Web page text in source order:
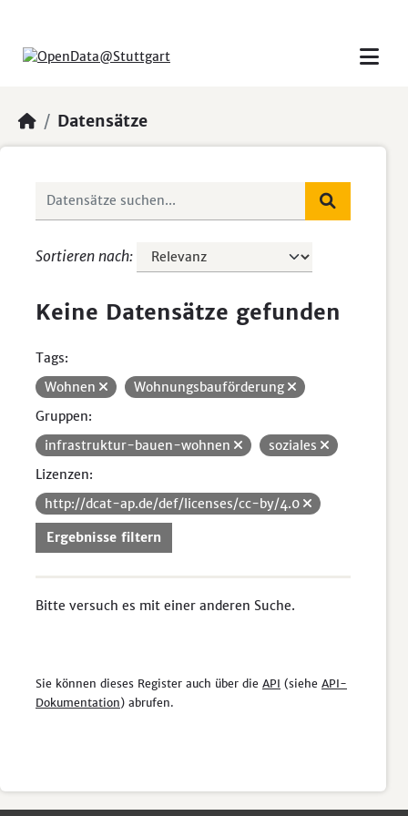
Datensätze
Sortieren nach
Keine Datensätze gefunden
Tags:
Wohnen
Wohnungsbauförderung
Gruppen:
infrastruktur-bauen-wohnen
soziales
Lizenzen:
http://dcat-ap.de/def/licenses/cc-by/4.0
Ergebnisse filtern
Bitte versuch es mit einer anderen Suche.
Sie können dieses Register auch über die API (siehe API-
Dokumentation) abrufen.